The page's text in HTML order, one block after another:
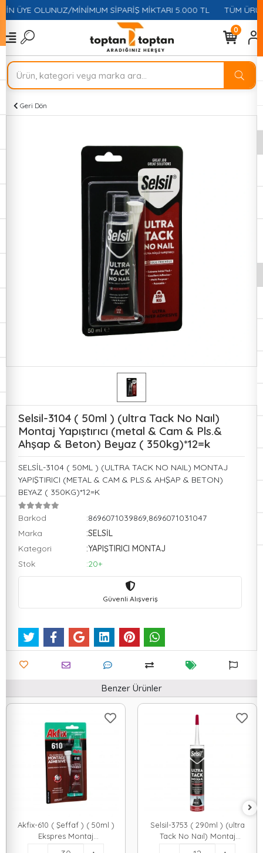
ÜYE OLUNUZ/MİNİMUM SİPARİŞ MİKTARI 5.000 TL TÜM
0
Geri Dön
Selsil-3104 ( 50ml ) (ultra Tack No Naıl)
Montaj Yapıştırıcı (metal & Cam & Pls.&
Ahşap & Beton) Beyaz ( 350kg)*12=k
SELSİL-3104 ( 50ML ) (ULTRA TACK NO NAIL) MONTAJ
YAPIŞTIRICI (METAL & CAM & PLS.& AHŞAP & BETON)
BEYAZ ( 350KG)*12=K
Barkod
:8696071039869,8696071031047
Marka
:SELSİL
Kategori
:YAPIŞTIRICI MONTAJ
Stok
:20+
Güvenli Alışveriş
Benzer Ürünler
Akfix-610 ( Şeffaf ) ( 50ml )
Ekspres Montaj
Yapıştırıcı*30=k
Selsil-3753 ( 290ml ) (ultra
Tack No Naıl) Montaj
Yapıştırıcı (metal & Cam &